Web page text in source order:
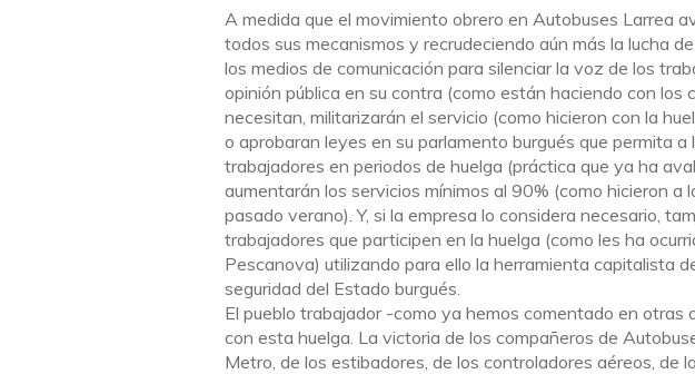
A medida que el movimiento obrero en Autobuses Larrea
todos sus mecanismos y recrudeciendo aún más la lucha
los medios de comunicación para silenciar la voz de los
opinión pública en su contra (como están haciendo con los
necesitan, militarizarán el servicio (como hicieron con la
o aprobaran leyes en su parlamento burgués que permita
trabajadores en periodos de huelga (práctica que ya ha
aumentarán los servicios mínimos al 90% (como hicieron a
pasado verano). Y, si la empresa lo considera necesario,
trabajadores que participen en la huelga (como les ha
Pescanova) utilizando para ello la herramienta capitalista
seguridad del Estado burgués.
El pueblo trabajador -como ya hemos comentado en otras
con esta huelga. La victoria de los compañeros de
Metro, de los estibadores, de los controladores aéreos, de